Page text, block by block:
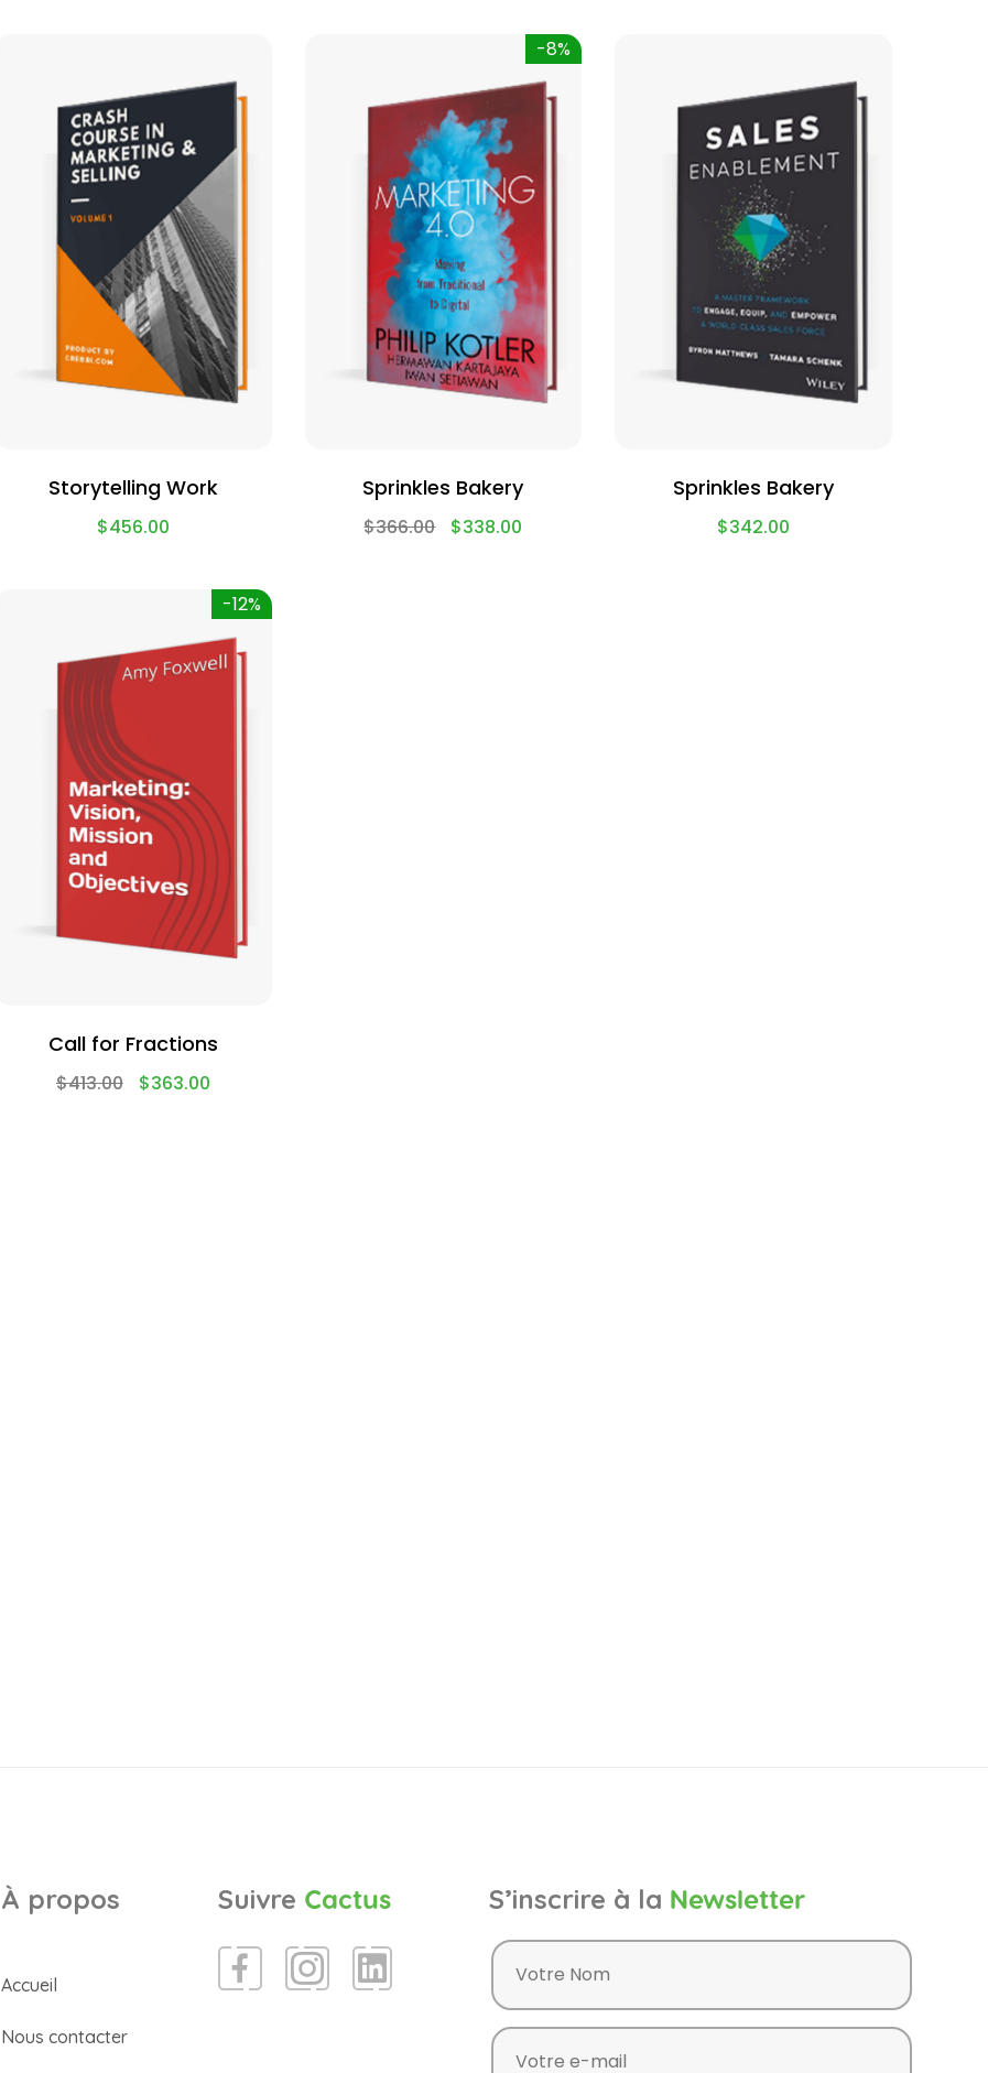
Storytelling Work
$456.00
-8%
Sprinkles Bakery
$366.00 $338.00
Sprinkles Bakery
$342.00
-12%
Call for Fractions
$413.00 $363.00
À propos
Accueil
Nous contacter
Suivre Cactus S’inscrire à la Newsletter